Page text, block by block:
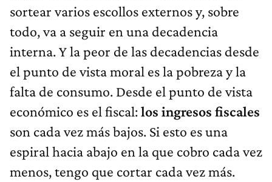
sortear varios escollos externos y, sobre
todo, va a seguir en una decadencia
interna. Y la peor de las decadencias desde
el punto de vista moral es la pobreza y la
falta de consumo. Desde el punto de vista
económico es el fiscal:los ingresos fiscales
son cada vez más bajos. Si esto es una
espiral hacia abajo en la que cobro cada vez
menos, tengo que cortar cada vez más.